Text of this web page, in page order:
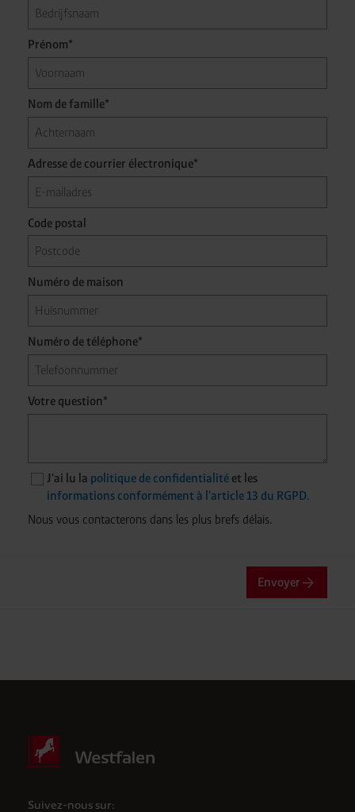
Prénom*
Nom de famille*
Adresse de courrier électronique*
Code postal
Numéro de maison
Numéro de téléphone*
Votre question*
J'ai lu la politique de confidentialitéet les
informations conformément à l'article 13 du RGPD.
Nous vous contacterons dans les plus brefs délais.
Envoyer
Suivez-nous sur: